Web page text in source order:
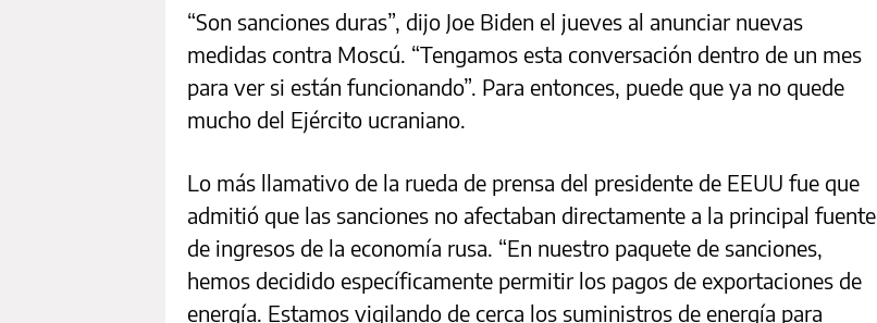
“Son sanciones duras”, dijo Joe Biden el jueves al anunciar nuevas
medidas contra Moscú. “Tengamos esta conversación dentro de un mes
para ver si están funcionando”. Para entonces, puede que ya no quede
mucho del Ejército ucraniano.
Lo más llamativo de la rueda de prensa del presidente de EEUU fue que
admitió que las sanciones no afectaban directamente a la principal fuente
de ingresos de la economía rusa. “En nuestro paquete de sanciones,
hemos decidido específicamente permitir los pagos de exportaciones de
energía. Estamos vigilando de cerca los suministros de energía para